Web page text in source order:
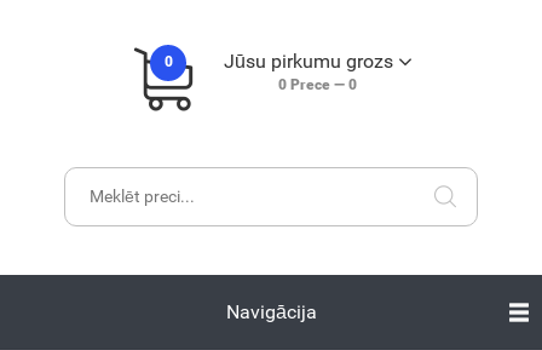
0 Jūsu pirkumu grozs
0Prece — 0
Navigācija